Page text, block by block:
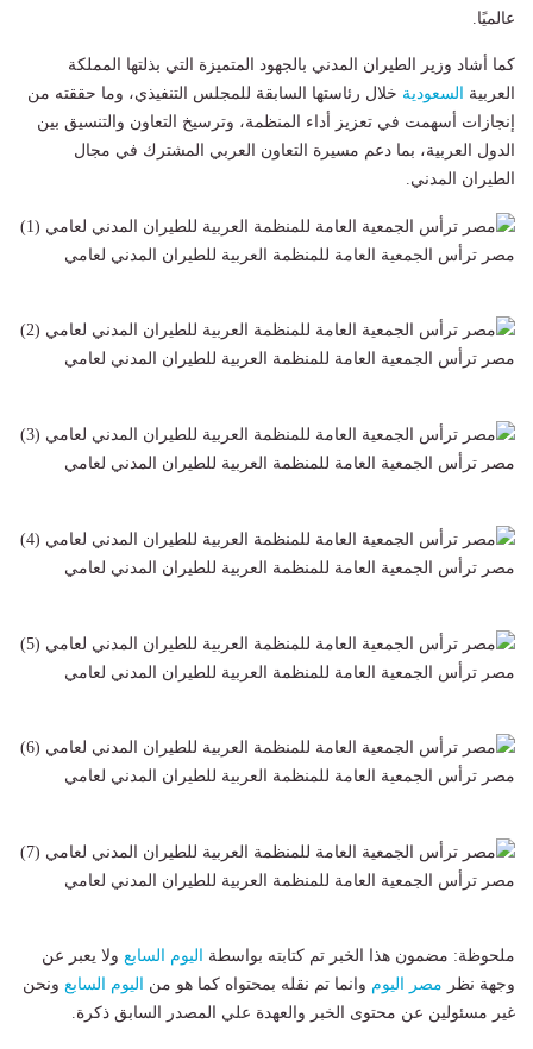
عالميًا.
كما أشاد وزير الطيران المدني بالجهود المتميزة التي بذلتها المملكة
العربية السعودية خلال رئاستها السابقة للمجلس التنفيذي، وما حققته من
إنجازات أسهمت في تعزيز أداء المنظمة، وترسيخ التعاون والتنسيق بين
الدول العربية، بما دعم مسيرة التعاون العربي المشترك في مجال
الطيران المدني.
مصر ترأس الجمعية العامة للمنظمة العربية للطيران المدني لعامي
مصر ترأس الجمعية العامة للمنظمة العربية للطيران المدني لعامي
مصر ترأس الجمعية العامة للمنظمة العربية للطيران المدني لعامي
مصر ترأس الجمعية العامة للمنظمة العربية للطيران المدني لعامي
مصر ترأس الجمعية العامة للمنظمة العربية للطيران المدني لعامي
مصر ترأس الجمعية العامة للمنظمة العربية للطيران المدني لعامي
مصر ترأس الجمعية العامة للمنظمة العربية للطيران المدني لعامي
ملحوظة: مضمون هذا الخبر تم كتابته بواسطة اليوم السابع ولا يعبر عن
وجهة نظر مصر اليوم وانما تم نقله بمحتواه كما هو من اليوم السابع ونحن
غير مسئولين عن محتوى الخبر والعهدة علي المصدر السابق ذكرة.